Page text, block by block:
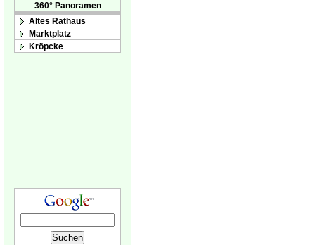
360° Panoramen
Altes Rathaus
Marktplatz
Kröpcke